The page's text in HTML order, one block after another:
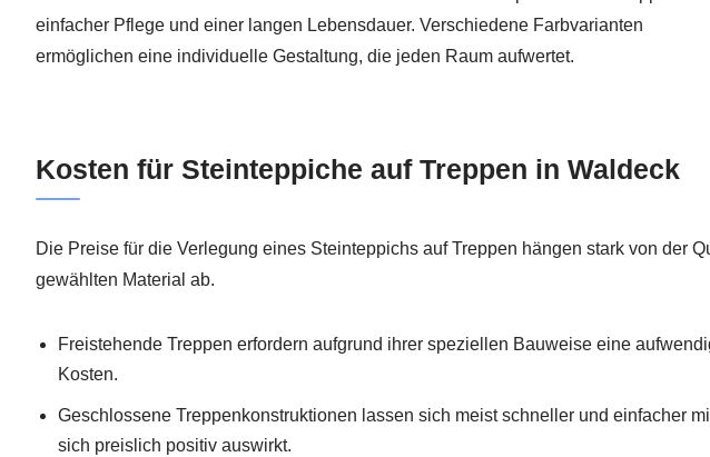
einfacher Pflege und einer langen Lebensdauer. Verschiedene Farbvarianten
ermöglichen eine individuelle Gestaltung, die jeden Raum aufwertet.
Kosten für Steinteppiche auf Treppen in Waldeck
Die Preise für die Verlegung eines Steinteppichs auf Treppen hängen stark von der
gewählten Material ab.
Freistehende Treppen erfordern aufgrund ihrer speziellen Bauweise eine
Kosten.
Geschlossene Treppenkonstruktionen lassen sich meist schneller und einfacher
sich preislich positiv auswirkt.